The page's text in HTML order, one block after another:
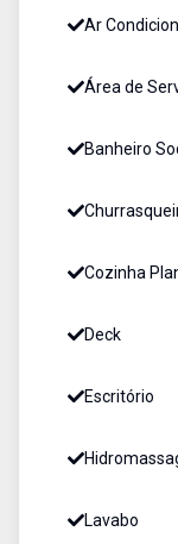
Ar
Área de
Banheiro
Cozinha
Deck
Escritório
Lavabo